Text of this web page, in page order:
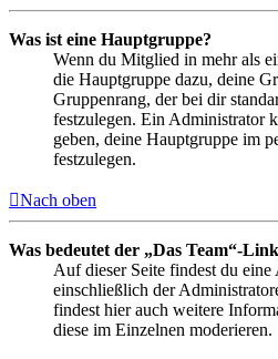
Was ist eine Hauptgruppe?
Wenn du Mitglied in mehr als
die Hauptgruppe dazu, deine
Gruppenrang, der bei dir
festzulegen. Ein Administrator
geben, deine Hauptgruppe im
festzulegen.
Nach oben
Was bedeutet der „Das Team“-
Auf dieser Seite findest du
einschließlich der
findest hier auch weitere
diese im Einzelnen moderieren.